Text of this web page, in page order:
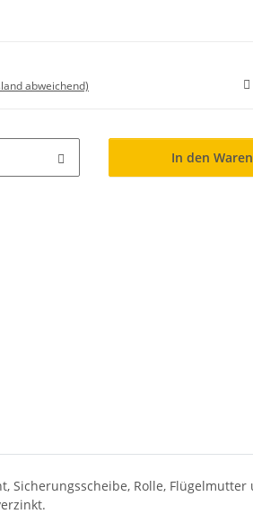
abweichend)
In den
Sicherungsscheibe, Rolle,